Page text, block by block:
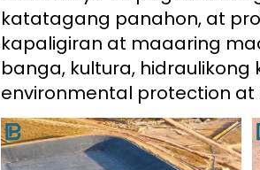
katatagang panahon, at
kapaligiran at maaaring
banga, kultura,
environmental protection